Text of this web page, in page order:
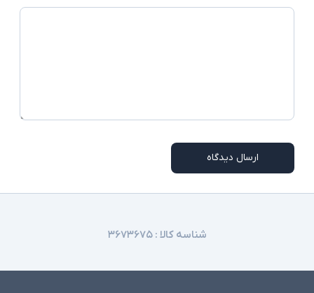
ارسال دیدگاه
شناسه کالا :۳۶۷۳۶۷۵